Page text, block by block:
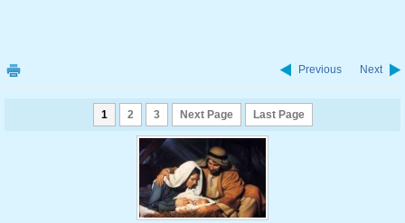
Previous Next
1 2 3 Next Page Last Page